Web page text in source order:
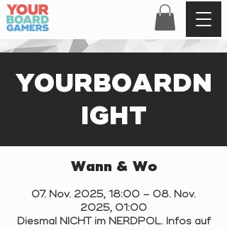
YOURBOARDN
IGHT
Wann & Wo
07. Nov. 2025, 18:00 – 08. Nov.
2025, 01:00
Diesmal NICHT im NERDPOL. Infos auf